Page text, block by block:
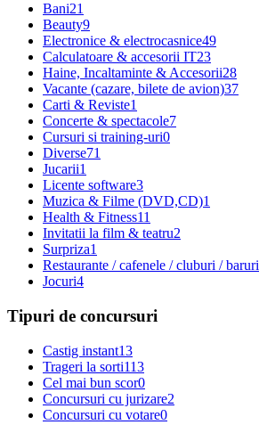
Bani21
Beauty9
Electronice & electrocasnice49
Calculatoare & accesorii IT23
Haine, Incaltaminte & Accesorii28
Vacante (cazare, bilete de avion)37
Carti & Reviste1
Concerte & spectacole7
Cursuri si training-uri0
Diverse71
Jucarii1
Licente software3
Muzica & Filme (DVD,CD)1
Health & Fitness11
Invitatii la film & teatru2
Surpriza1
Restaurante / cafenele / cluburi / baruri
Jocuri4
Tipuri de concursuri
Castig instant13
Trageri la sorti113
Cel mai bun scor0
Concursuri cu jurizare2
Concursuri cu votare0